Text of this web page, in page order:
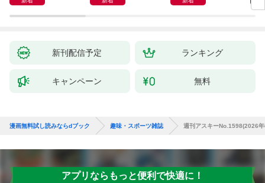
新刊配信予定 ランキング
キャンペーン 無料
漫画無料試し読みならdブック 趣味・スポーツ雑誌 週刊アスキーNo.1598(2026
アプリならもっと便利で快適に！